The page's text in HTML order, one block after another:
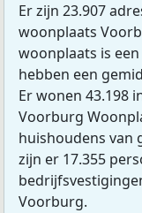
Er zijn 23.907
woonplaats
woonplaats is
hebben een
Er wonen 43.198
Voorburg
huishoudens van
zijn er 17.355
Voorburg.